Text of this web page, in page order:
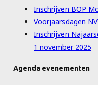
Inschrijven BOP
Voorjaarsdagen
Inschrijven
1 november 2025
Agenda evenementen